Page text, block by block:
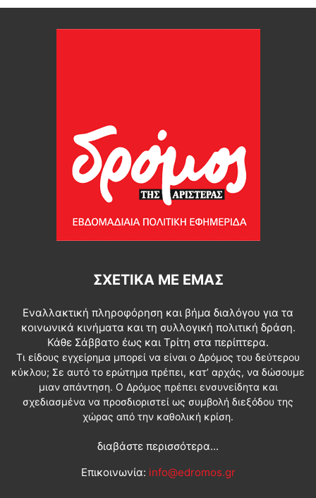
ΣΧΕΤΙΚΆ ΜΕ ΕΜΆΣ
Εναλλακτική πληροφόρηση και βήμα διαλόγου για τα
κοινωνικά κινήματα και τη συλλογική πολιτική δράση.
Κάθε Σάββατο έως και Τρίτη στα περίπτερα.
Τι είδους εγχείρημα μπορεί να είναι ο Δρόμος του δεύτερου
κύκλου; Σε αυτό το ερώτημα πρέπει, κατ’ αρχάς, να δώσουμε
μιαν απάντηση. Ο Δρόμος πρέπει ενσυνείδητα και
σχεδιασμένα να προσδιοριστεί ως συμβολή διεξόδου της
χώρας από την καθολική κρίση.
διαβάστε περισσότερα...
Επικοινωνία: info@edromos.gr